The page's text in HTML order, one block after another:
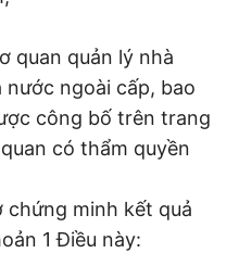
quan quản lý nhà
ngoài cấp, bao
công bố trên trang
có thẩm quyền
chứng minh kết quả
1 Điều này: